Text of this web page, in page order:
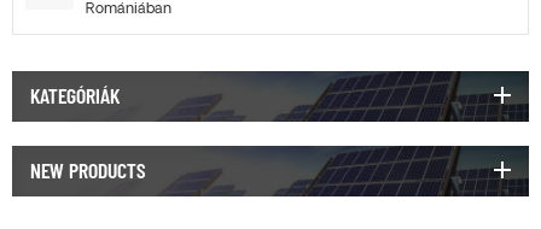
Romániában
KATEGÓRIÁK
NEW PRODUCTS